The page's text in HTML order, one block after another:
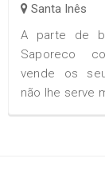
Santa Inês
A parte de
Saporeco
vende os
não lhe serve